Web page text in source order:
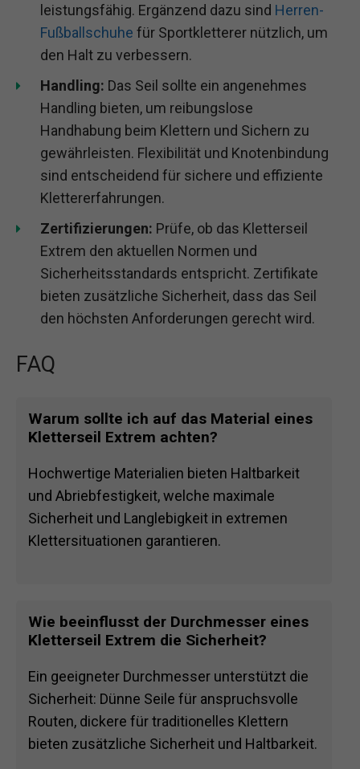
leistungsfähig. Ergänzend dazu sind Herren-
Fußballschuhe für Sportkletterer nützlich, um
den Halt zu verbessern.
Handling: Das Seil sollte ein angenehmes
Handling bieten, um reibungslose
Handhabung beim Klettern und Sichern zu
gewährleisten. Flexibilität und Knotenbindung
sind entscheidend für sichere und effiziente
Klettererfahrungen.
Zertifizierungen: Prüfe, ob das Kletterseil
Extrem den aktuellen Normen und
Sicherheitsstandards entspricht. Zertifikate
bieten zusätzliche Sicherheit, dass das Seil
den höchsten Anforderungen gerecht wird.
FAQ
Warum sollte ich auf das Material eines
Kletterseil Extrem achten?
Hochwertige Materialien bieten Haltbarkeit
und Abriebfestigkeit, welche maximale
Sicherheit und Langlebigkeit in extremen
Klettersituationen garantieren.
Wie beeinflusst der Durchmesser eines
Kletterseil Extrem die Sicherheit?
Ein geeigneter Durchmesser unterstützt die
Sicherheit: Dünne Seile für anspruchsvolle
Routen, dickere für traditionelles Klettern
bieten zusätzliche Sicherheit und Haltbarkeit.